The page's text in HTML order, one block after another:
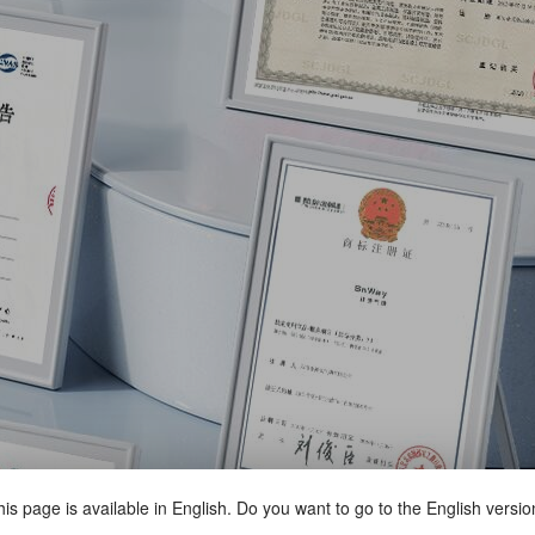
page is available in English. Do you want to go to the English